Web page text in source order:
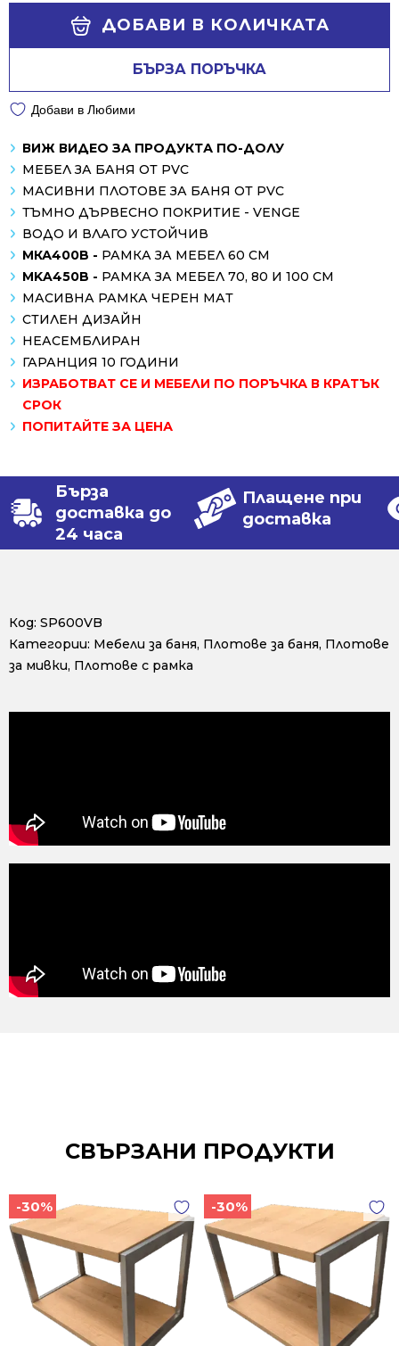
ДОБАВИ В КОЛИЧКАТА
БЪРЗА ПОРЪЧКА
Добави в Любими
ВИЖ ВИДЕО ЗА ПРОДУКТА ПО-ДОЛУ
МЕБЕЛ ЗА БАНЯ ОТ PVC
МАСИВНИ ПЛОТОВЕ ЗА БАНЯ ОТ PVC
ТЪМНО ДЪРВЕСНО ПОКРИТИЕ - VENGE
ВОДО И ВЛАГО УСТОЙЧИВ
МКА400B - РАМКА ЗА МЕБЕЛ 60 СМ
MKA450B - РАМКА ЗА МЕБЕЛ 70, 80 И 100 СМ
МАСИВНА РАМКА ЧЕРЕН МАТ
СТИЛЕН ДИЗАЙН
НЕАСЕМБЛИРАН
ГАРАНЦИЯ 10 ГОДИНИ
ИЗРАБОТВАТ СЕ И МЕБЕЛИ ПО ПОРЪЧКА В КРАТЪК
СРОК
ПОПИТАЙТЕ ЗА ЦЕНА
Бърза
доставка до
24 часа
Плащене при
доставка
Код: SP600VB
Категории: Мебели за баня, Плотове за баня, Плотове
за мивки, Плотове с рамка
СВЪРЗАНИ ПРОДУКТИ
-30% -30%